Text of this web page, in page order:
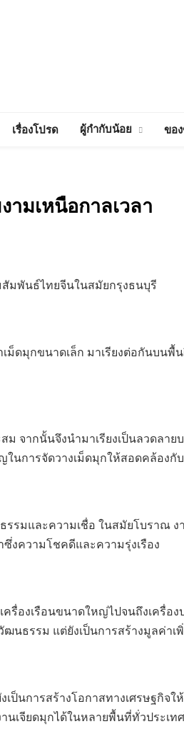
เรื่องโปรด ผู้กำกับน้อย ขอ
มเหนือกาลเวลา
มพันธ์ไทยจีนในสมัยกรุงธนบุรี
ดมุกขนาดเล็ก มาเรียงต่อกันบนพื้
จากนั้นจึงนำมาเรียงเป็นลวดลา
การจัดวางเม็ดมุกให้สอดคล้อง
รมและความเชื่อ ในสมัยโบราณ
งความโชคดีและความรุ่งเรือง
รื่องเรือนขนาดใหญ่ไปจนถึงเครื่
ฒนธรรม แต่ยังเป็นการสร้างมูลค่
นการสร้างโอกาสทางเศรษฐกิจ
เจียดมุกได้ในหลายพื้นที่ทั่วประเท